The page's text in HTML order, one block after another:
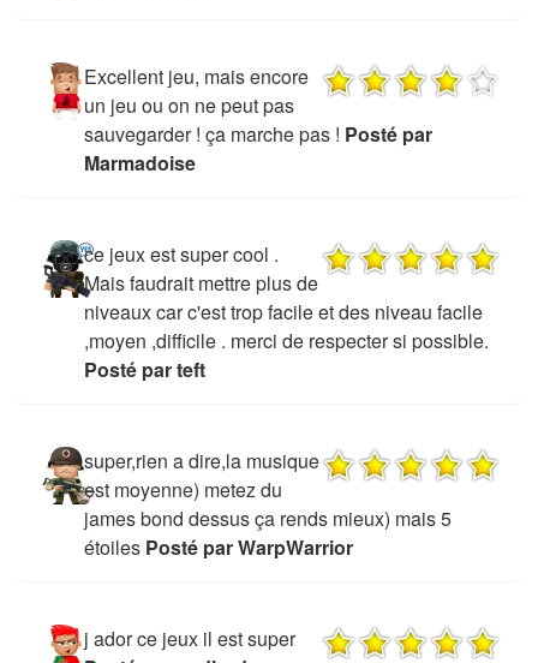
Excellent jeu, mais encore
un jeu ou on ne peut pas
sauvegarder ! ça marche pas ! Posté par
Marmadoise
ce jeux est super cool .
Mais faudrait mettre plus de
niveaux car c'est trop facile et des niveau facile
,moyen ,difficile . merci de respecter si possible.
Posté par teft
super,rien a dire,la musique
est moyenne) metez du
james bond dessus ça rends mieux) mais 5
étoiles Posté par WarpWarrior
j ador ce jeux il est super